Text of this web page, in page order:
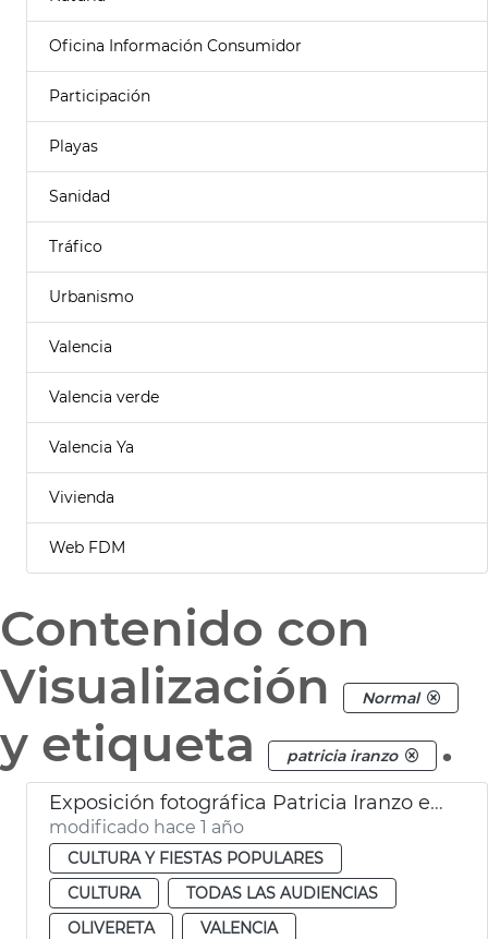
Oficina Información Consumidor
Participación
Playas
Sanidad
Tráfico
Urbanismo
Valencia
Valencia verde
Valencia Ya
Vivienda
Web FDM
Contenido con
Visualización
Normal
y etiqueta patricia iranzo .
Exposición fotográfica Patricia Iranzo en el Museo Historia de València
modificado hace 1 año
CULTURA Y FIESTAS POPULARES
CULTURA
TODAS LAS AUDIENCIAS
OLIVERETA
VALENCIA